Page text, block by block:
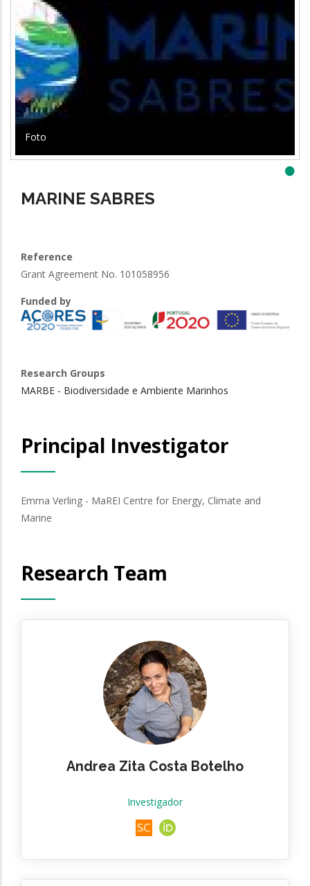
Foto
•
MARINE SABRES
Reference
Grant Agreement No. 101058956
Funded by
Research Groups
MARBE - Biodiversidade e Ambiente Marinhos
Principal Investigator
Emma Verling - MaREI Centre for Energy, Climate and
Marine
Research Team
Andrea Zita Costa Botelho
Investigador